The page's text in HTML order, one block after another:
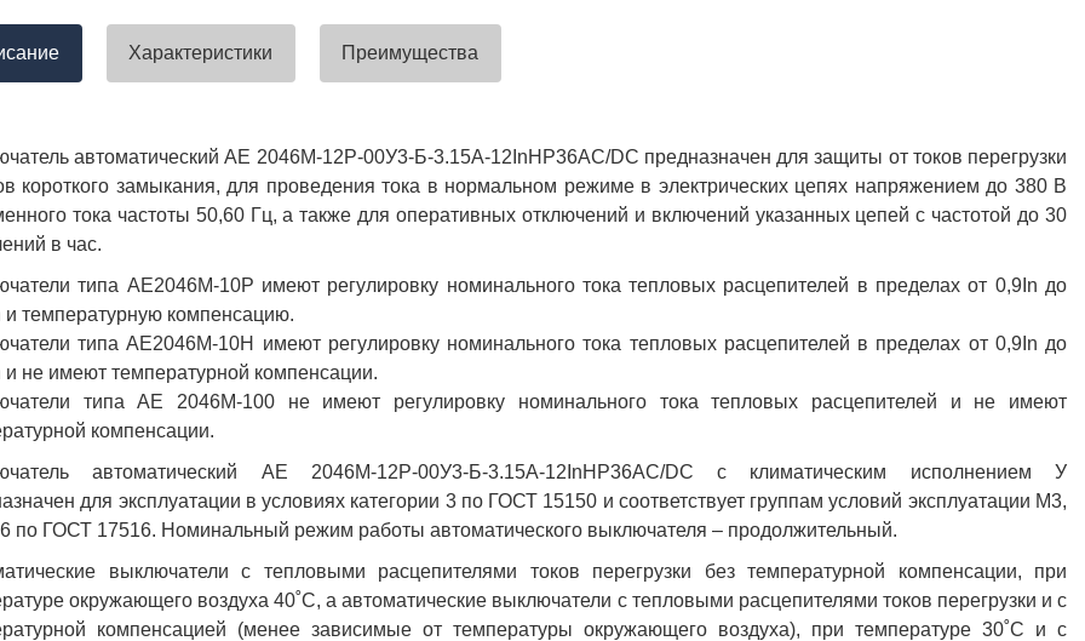
Характеристики Преимущества
автоматический АЕ 2046М-12Р-00У3-Б-3.15А-12InНР36AC/DC предназначен для защиты от токов перегрузки
короткого замыкания, для проведения тока в нормальном режиме в электрических цепях напряжением до 380 В
тока частоты 50,60 Гц, а также для оперативных отключений и включений указанных цепей с частотой до 30
в час.
типа АЕ2046М-10Р имеют регулировку номинального тока тепловых расцепителей в пределах от 0,9In до
и температурную компенсацию.
типа АЕ2046М-10Н имеют регулировку номинального тока тепловых расцепителей в пределах от 0,9In до
и не имеют температурной компенсации.
типа АЕ 2046М-100 не имеют регулировку номинального тока тепловых расцепителей и не имеют
компенсации.
автоматический АЕ 2046М-12Р-00У3-Б-3.15А-12InНР36AC/DC с климатическим исполнением У
для эксплуатации в условиях категории 3 по ГОСТ 15150 и соответствует группам условий эксплуатации М3,
по ГОСТ 17516. Номинальный режим работы автоматического выключателя – продолжительный.
выключатели с тепловыми расцепителями токов перегрузки без температурной компенсации, при
окружающего воздуха 40˚С, а автоматические выключатели с тепловыми расцепителями токов перегрузки и с
компенсацией (менее зависимые от температуры окружающего воздуха), при температуре 30˚С и с